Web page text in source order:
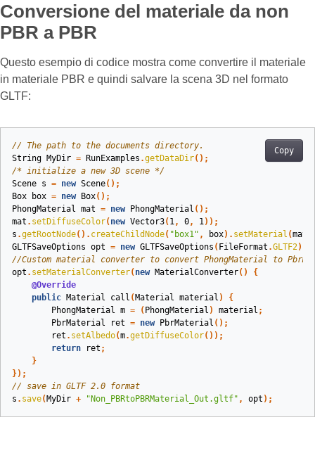
Conversione del materiale da non
PBR a PBR
Questo esempio di codice mostra come convertire il materiale
in materiale PBR e quindi salvare la scena 3D nel formato
GLTF:
Copy
// The path to the documents directory.
String MyDir = RunExamples .getDataDir();
/* initialize a new 3D scene */
Scene s = new Scene();
Box
box = new Box();
PhongMaterial
mat = new PhongMaterial ();
mat . setDiffuseColor(new Vector3(1 , 0, 1 ));
s .getRootNode(). createChildNode( "box1" , box). setMaterial (mat
GLTFSaveOptions opt = new GLTFSaveOptions (FileFormat .GLTF2);
//Custom material converter to convert PhongMaterial to
opt . setMaterialConverter(new MaterialConverter()
{
@Override
public Material call (Material material )
{
PhongMaterial
m = (PhongMaterial ) material ;
PbrMaterial
ret = new PbrMaterial ();
ret . setAlbedo(m.getDiffuseColor());
return
ret ;
}
});
// save in GLTF 2.0 format
s . save(MyDir + "Non_PBRtoPBRMaterial_Out.gltf" , opt );